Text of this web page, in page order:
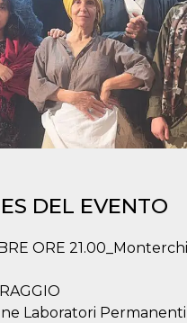
DEL EVENTO
ORE
Laboratori Permanenti
Proveedor /
Dominio
Cloudflare,
Inc.
.oooh.events
1